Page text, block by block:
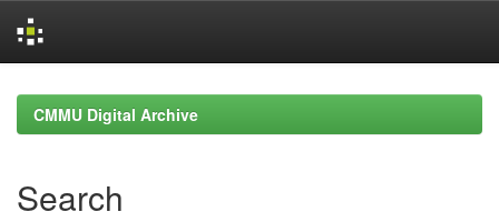
navigationCMMU Digital Archive
Search